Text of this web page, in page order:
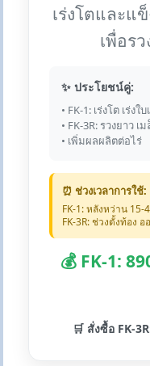
เร่งโตและแ
เพื่อร
✨ ประโยชน์คู่:
• FK-1: เร่งโต เร่งใ
• FK-3R: รวงยาว
• เพิ่มผลผลิตต่อไร่
⏰ ช่วงเวลาการใช้:
FK-1: หลังหว่าน 15-
FK-3R: ช่วงตั้งท้อง
💰 FK-1:
🛒 สั่งซื้อ FK-